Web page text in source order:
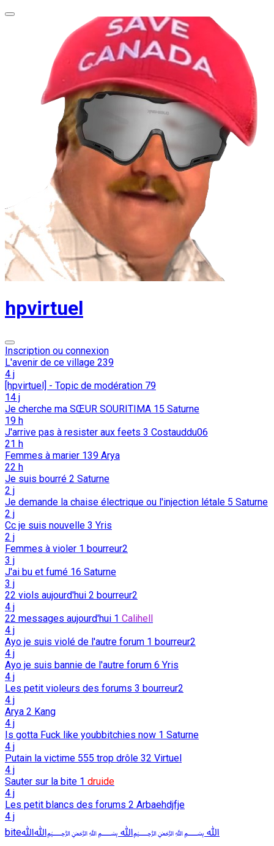
hpvirtuel
Inscription ou connexion
L'avenir de ce village 239
4 j
[hpvirtuel] - Topic de modération 79
14 j
Je cherche ma SŒUR SOURITIMA 15 Saturne
19 h
J'arrive pas à resister aux feets 3 Costauddu06
21 h
Femmes à marier 139 Arya
22 h
Je suis bourré 2 Saturne
2 j
Je demande la chaise électrique ou l'injection létale 5 Saturne
2 j
Cc je suis nouvelle 3 Yris
2 j
Femmes à violer 1 bourreur2
3 j
J'ai bu et fumé 16 Saturne
3 j
22 viols aujourd'hui 2 bourreur2
4 j
22 messages aujourd'hui 1 Calihell
4 j
Ayo je suis violé de l'autre forum 1 bourreur2
4 j
Ayo je suis bannie de l'autre forum 6 Yris
4 j
Les petit violeurs des forums 3 bourreur2
4 j
Arya 2 Kang
4 j
Is gotta Fuck like youbbitchies now 1 Saturne
4 j
Putain la victime 555 trop drôle 32 Virtuel
4 j
Sauter sur la bite 1 druide
4 j
Les petit blancs des forums 2 Arbaehdjfje
4 j
biteﷲ ﷽ﷲ ﷽ﷲﷲ